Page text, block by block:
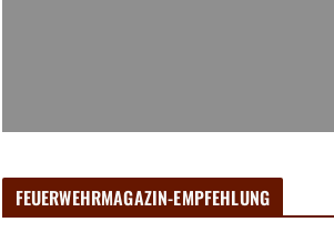
FEUERWEHRMAGAZIN-EMPFEHLUNG